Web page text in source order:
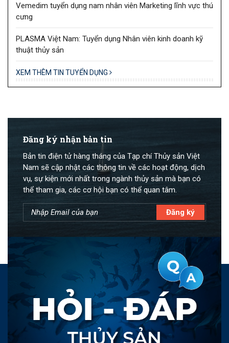
Vemedim tuyển dụng nam nhân viên Marketing lĩnh vực thú
cưng
PLASMA Việt Nam: Tuyển dụng Nhân viên kinh doanh kỹ
thuật thủy sản
XEM THÊM TIN TUYỂN DỤNG
Đăng ký nhận bản tin
Bản tin điện tử hàng tháng của Tạp chí Thủy sản Việt
Nam sẽ cập nhật các thông tin về các hoạt động, dịch
vụ, sự kiện mới nhất trong ngành thủy sản mà bạn có
thể tham gia, các cơ hội bạn có thể quan tâm.